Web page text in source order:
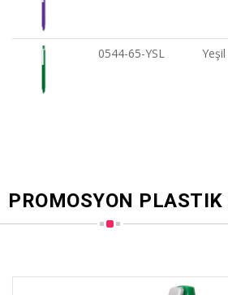
0544-65-YSL Yeşil
PROMOSYON